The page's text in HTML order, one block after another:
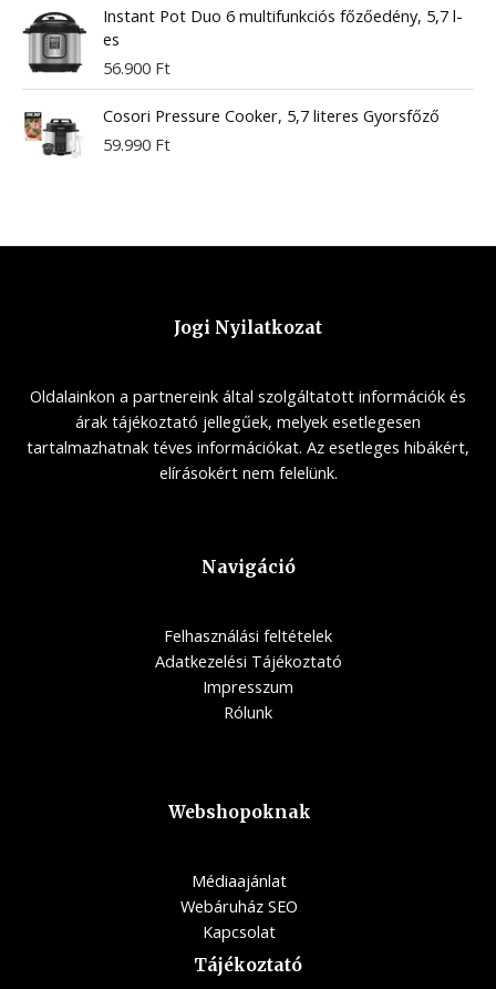
Instant Pot Duo 6 multifunkciós főzőedény, 5,7 l-
es
56.900 Ft
Cosori Pressure Cooker, 5,7 literes Gyorsfőző
59.990 Ft
Jogi Nyilatkozat
Oldalainkon a partnereink által szolgáltatott információk és
árak tájékoztató jellegűek, melyek esetlegesen
tartalmazhatnak téves információkat. Az esetleges hibákért,
elírásokért nem felelünk.
Navigáció
Felhasználási feltételek
Adatkezelési Tájékoztató
Impresszum
Rólunk
Webshopoknak
Médiaajánlat
Webáruház SEO
Kapcsolat
Tájékoztató